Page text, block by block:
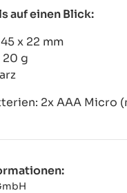
auf einen Blick:
x 22 mm
20 g
2x AAA Micro